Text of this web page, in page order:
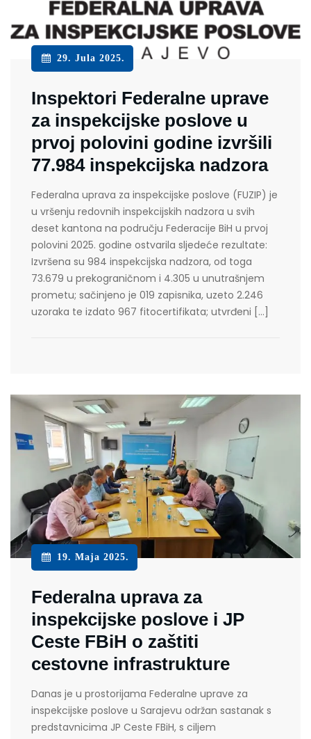
29. Jula 2025.
Inspektori Federalne uprave
za inspekcijske poslove u
prvoj polovini godine izvršili
77.984 inspekcijska nadzora
Federalna uprava za inspekcijske poslove (FUZIP) je
u vršenju redovnih inspekcijskih nadzora u svih
deset kantona na području Federacije BiH u prvoj
polovini 2025. godine ostvarila sljedeće rezultate:
Izvršena su 984 inspekcijska nadzora, od toga
73.679 u prekograničnom i 4.305 u unutrašnjem
prometu; sačinjeno je 019 zapisnika, uzeto 2.246
uzoraka te izdato 967 fitocertifikata; utvrđeni […]
19. Maja 2025.
Federalna uprava za
inspekcijske poslove i JP
Ceste FBiH o zaštiti
cestovne infrastrukture
Danas je u prostorijama Federalne uprave za
inspekcijske poslove u Sarajevu održan sastanak s
predstavnicima JP Ceste FBiH, s ciljem